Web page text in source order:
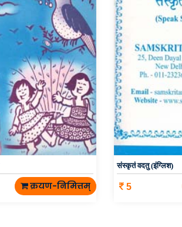
क्रयण-निमित्तम्
संस्कृतं वदतु (इंग्लिश)
5